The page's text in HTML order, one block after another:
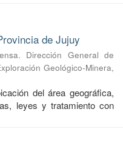
de Jujuy
Dirección General de
Geológico-Minera,
del área geográfica,
leyes y tratamiento con